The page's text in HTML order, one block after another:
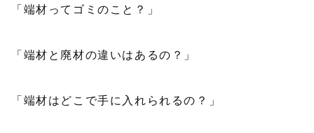
「端材ってゴミのこと？」
「端材と廃材の違いはあるの？」
「端材はどこで手に入れられるの？」